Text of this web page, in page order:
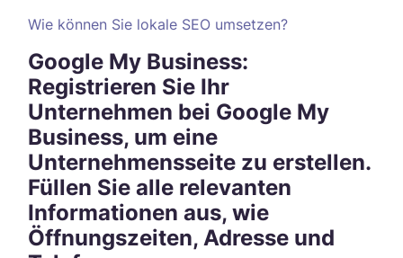
Wie können Sie lokale SEO umsetzen?
Google My Business:
Registrieren Sie Ihr
Unternehmen bei Google My
Business, um eine
Unternehmensseite zu erstellen.
Füllen Sie alle relevanten
Informationen aus, wie
Öffnungszeiten, Adresse und